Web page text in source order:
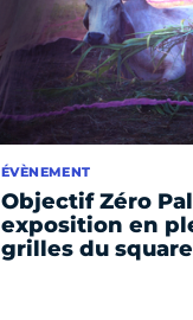
ÉVÈNEMENT
Objectif Zéro
exposition en
grilles du